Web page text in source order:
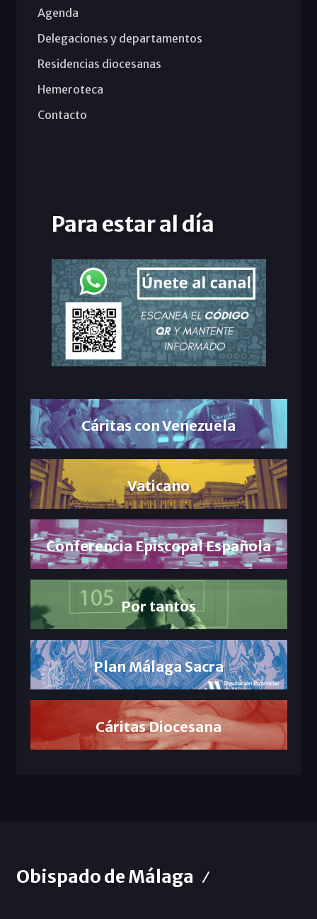
Agenda
Delegaciones y departamentos
Residencias diocesanas
Hemeroteca
Contacto
Para estar al día
Cáritas con Venezuela
Vaticano
Conferencia Episcopal Española
Por tantos
Plan Málaga Sacra
Cáritas Diocesana
Obispado de Málaga